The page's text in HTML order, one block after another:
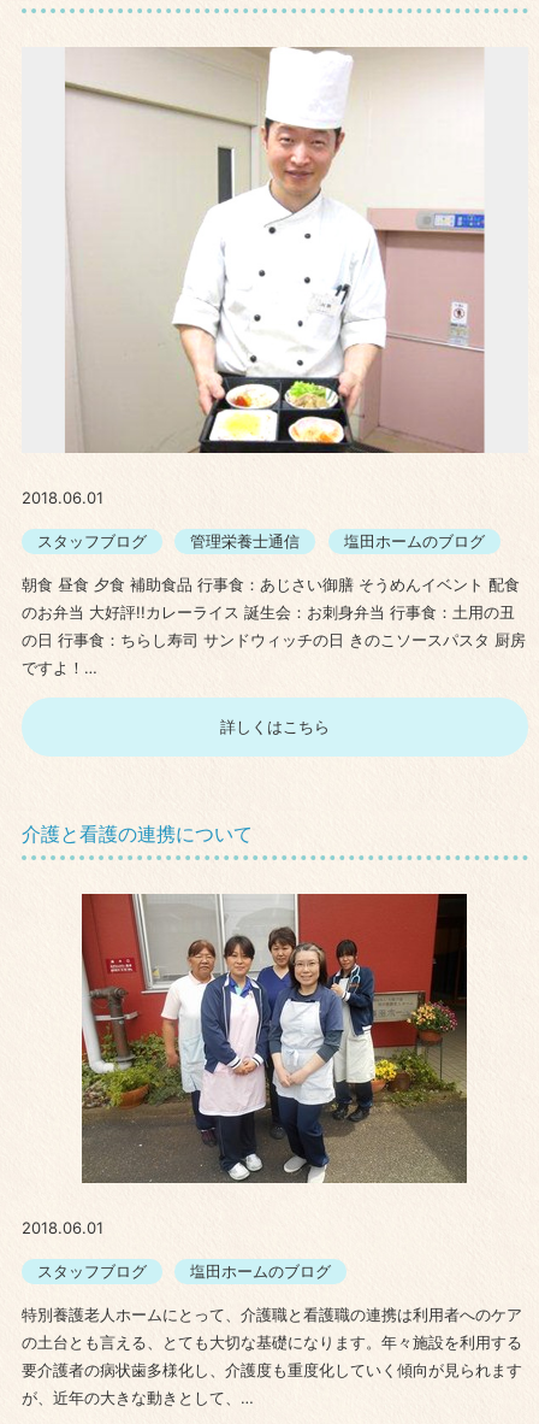
2018.06.01
スタッフブログ 管理栄養士通信 塩田ホームのブログ
朝食 昼食 夕食 補助食品 行事食：あじさい御膳 そうめんイベント 配食
のお弁当 大好評!!カレーライス 誕生会：お刺身弁当 行事食：土用の丑
の日 行事食：ちらし寿司 サンドウィッチの日 きのこソースパスタ 厨房
ですよ！…
詳しくはこちら
介護と看護の連携について
2018.06.01
スタッフブログ 塩田ホームのブログ
特別養護老人ホームにとって、介護職と看護職の連携は利用者へのケア
の土台とも言える、とても大切な基礎になります。年々施設を利用する
要介護者の病状歯多様化し、介護度も重度化していく傾向が見られます
が、近年の大きな動きとして、…